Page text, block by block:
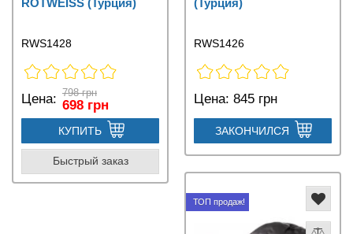
RWS1428
Цена: 798 грн
698 грн
КУПИТЬ
Быстрый заказ
RWS1426
Цена: 845 грн
ЗАКОНЧИЛСЯ
ТОП продаж!